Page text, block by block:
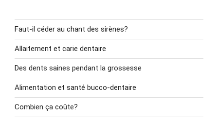
Faut-il céder au chant des sirènes?
Allaitement et carie dentaire
Des dents saines pendant la grossesse
Alimentation et santé bucco-dentaire
Combien ça coûte?